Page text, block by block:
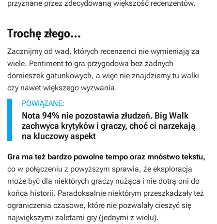
przyznane przez zdecydowaną większość recenzentów.
Trochę złego…
Zacznijmy od wad, których recenzenci nie wymieniają za
wiele. Pentiment to gra przygodowa bez żadnych
domieszek gatunkowych, a więc nie znajdziemy tu walki
czy nawet większego wyzwania.
POWIĄZANE:
Nota 94% nie pozostawia złudzeń. Big Walk
zachwyca krytyków i graczy, choć ci narzekają
na kluczowy aspekt
Gra ma też bardzo powolne tempo oraz mnóstwo tekstu,
co w połączeniu z powyższym sprawia, że eksploracja
może być dla niektórych graczy nużąca i nie dotrą oni do
końca historii. Paradoksalnie niektórym przeszkadzały też
ograniczenia czasowe, które nie pozwalały cieszyć się
największymi zaletami gry (jednymi z wielu).